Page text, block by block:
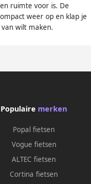
ruimte voor is. De
weer op en klap je
wilt maken.
Populaire merken
Popal fietsen
Vogue fietsen
ALTEC fietsen
Cortina fietsen